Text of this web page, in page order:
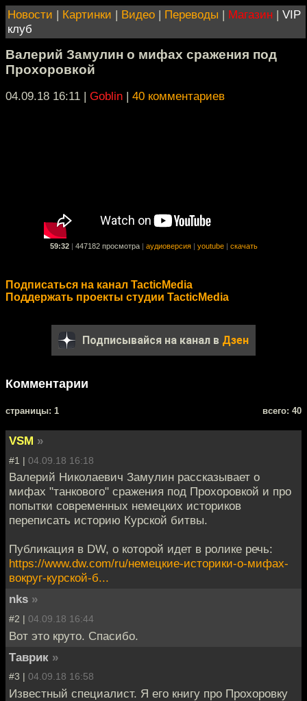
Новости | Картинки | Видео | Переводы | Магазин | VIP
клуб
Валерий Замулин о мифах сражения под
Прохоровкой
04.09.18 16:11 | Goblin | 40 комментариев
59:32 447182 просмотра аудиоверсия youtube скачать
Подписаться на канал TacticMedia
Поддержать проекты студии TacticMedia
Подписывайся на канал в Дзен
Комментарии
cтраницы: 1 всего: 40
VSM »
#1 | 04.09.18 16:18
Валерий Николаевич Замулин рассказывает о
мифах "танкового" сражения под Прохоровкой и про
попытки современных немецких историков
переписать историю Курской битвы.
Публикация в DW, о которой идет в ролике речь:
https://www.dw.com/ru/немецкие-историки-о-мифах-
вокруг-курской-б...
nks »
#2 | 04.09.18 16:44
Вот это круто. Спасибо.
Таврик »
#3 | 04.09.18 16:58
Известный специалист. Я его книгу про Прохоровку